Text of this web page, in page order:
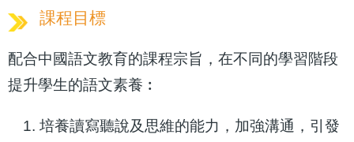
課程目標
配合中國語文教育的課程宗旨，在不同的學習階段
提升學生的語文素養︰
培養讀寫聽說及思維的能力，加強溝通，引發